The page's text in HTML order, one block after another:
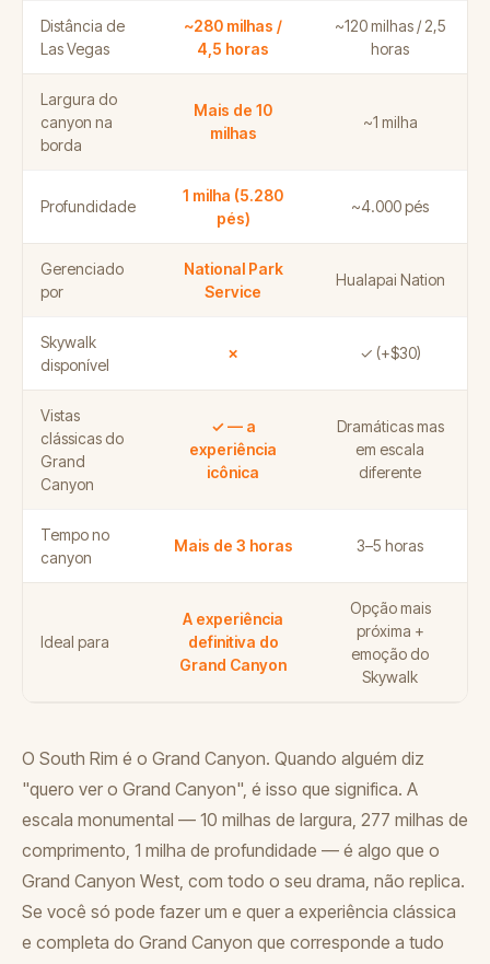
Distância de
Las Vegas
~280 milhas /
4,5 horas
~120 milhas / 2,5
horas
Largura do
canyon na
borda
Mais de 10
milhas
~1 milha
Profundidade
1 milha (5.280
pés)
~4.000 pés
Gerenciado
por
National Park
Service
Hualapai Nation
Skywalk
disponível
✗ ✓ (+$30)
Vistas
clássicas do
Grand
Canyon
✓ — a
experiência
icônica
Dramáticas mas
em escala
diferente
Tempo no
canyon
Mais de 3 horas 3–5 horas
Ideal para
A experiência
definitiva do
Grand Canyon
Opção mais
próxima +
emoção do
Skywalk
O South Rim é o Grand Canyon. Quando alguém diz
"quero ver o Grand Canyon", é isso que significa. A
escala monumental — 10 milhas de largura, 277 milhas de
comprimento, 1 milha de profundidade — é algo que o
Grand Canyon West, com todo o seu drama, não replica.
Se você só pode fazer um e quer a experiência clássica
e completa do Grand Canyon que corresponde a tudo